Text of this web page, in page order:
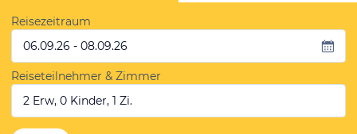
Reisezeitraum
06.09.26 - 08.09.26
Reiseteilnehmer & Zimmer
2 Erw, 0 Kinder, 1 Zi.